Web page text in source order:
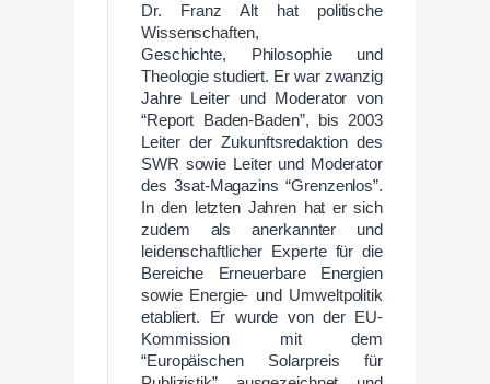
Dr. Franz Alt hat politische
Wissenschaften,
Geschichte, Philosophie und
Theologie studiert. Er war zwanzig
Jahre Leiter und Moderator von
“Report Baden-Baden”, bis 2003
Leiter der Zukunftsredaktion des
SWR sowie Leiter und Moderator
des 3sat-Magazins “Grenzenlos”.
In den letzten Jahren hat er sich
zudem als anerkannter und
leidenschaftlicher Experte für die
Bereiche Erneuerbare Energien
sowie Energie- und Umweltpolitik
etabliert. Er wurde von der EU-
Kommission mit dem
“Europäischen Solarpreis für